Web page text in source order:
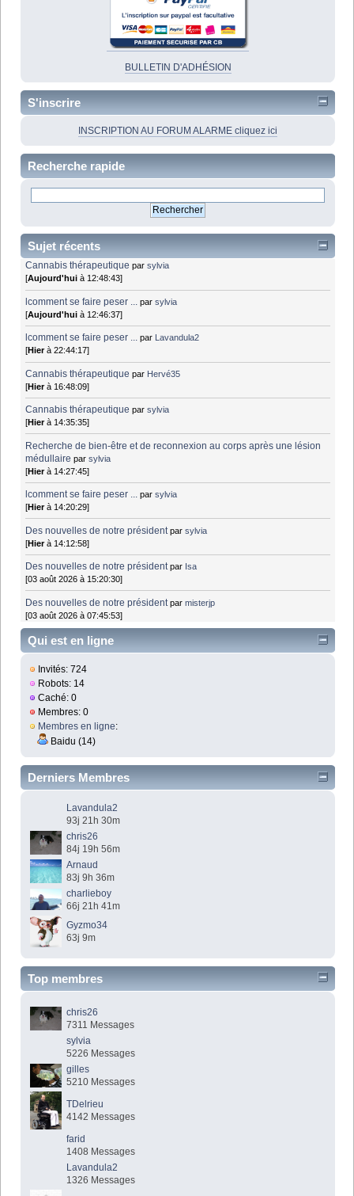
BULLETIN D'ADHÉSION
S'inscrire
INSCRIPTION AU FORUM ALARME cliquez ici
Recherche rapide
Sujet récents
Cannabis thérapeutique parsylvia
[Aujourd'hui à 12:48:43]
lcomment se faire peser ... parsylvia
[Aujourd'hui à 12:46:37]
lcomment se faire peser ... par
Lavandula2
[Hierà 22:44:17]
Cannabis thérapeutique par Hervé35
[Hierà 16:48:09]
Cannabis thérapeutique parsylvia
[Hierà 14:35:35]
Recherche de bien-être et de reconnexion au corps après une lésion
médullaire parsylvia
[Hierà 14:27:45]
lcomment se faire peser ... parsylvia
[Hierà 14:20:29]
Des nouvelles de notre président parsylvia
[Hierà 14:12:58]
Des nouvelles de notre président par Isa
[03 août 2026 à 15:20:30]
Des nouvelles de notre président parmisterjp
[03 août 2026 à 07:45:53]
Qui est en ligne
Invités: 724
Robots: 14
Caché: 0
Membres: 0
Membres en ligne:
Baidu (14)
Derniers Membres
Lavandula2
93j 21h 30m
chris26
84j 19h 56m
Arnaud
83j 9h 36m
charlieboy
66j 21h 41m
Gyzmo34
63j 9m
Top membres
chris26
7311 Messages
sylvia
5226 Messages
gilles
5210 Messages
TDelrieu
4142 Messages
farid
1408 Messages
Lavandula2
1326 Messages